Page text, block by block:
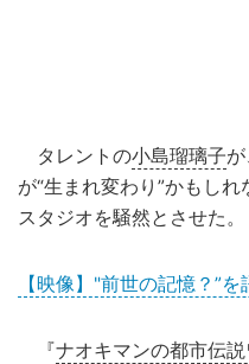
タレントの小島瑠璃子
が“生まれ変わり”かもしれ
スタジオを騒然とさせた。
【映像】"前世の記憶？”
『ナオキマンの都市伝